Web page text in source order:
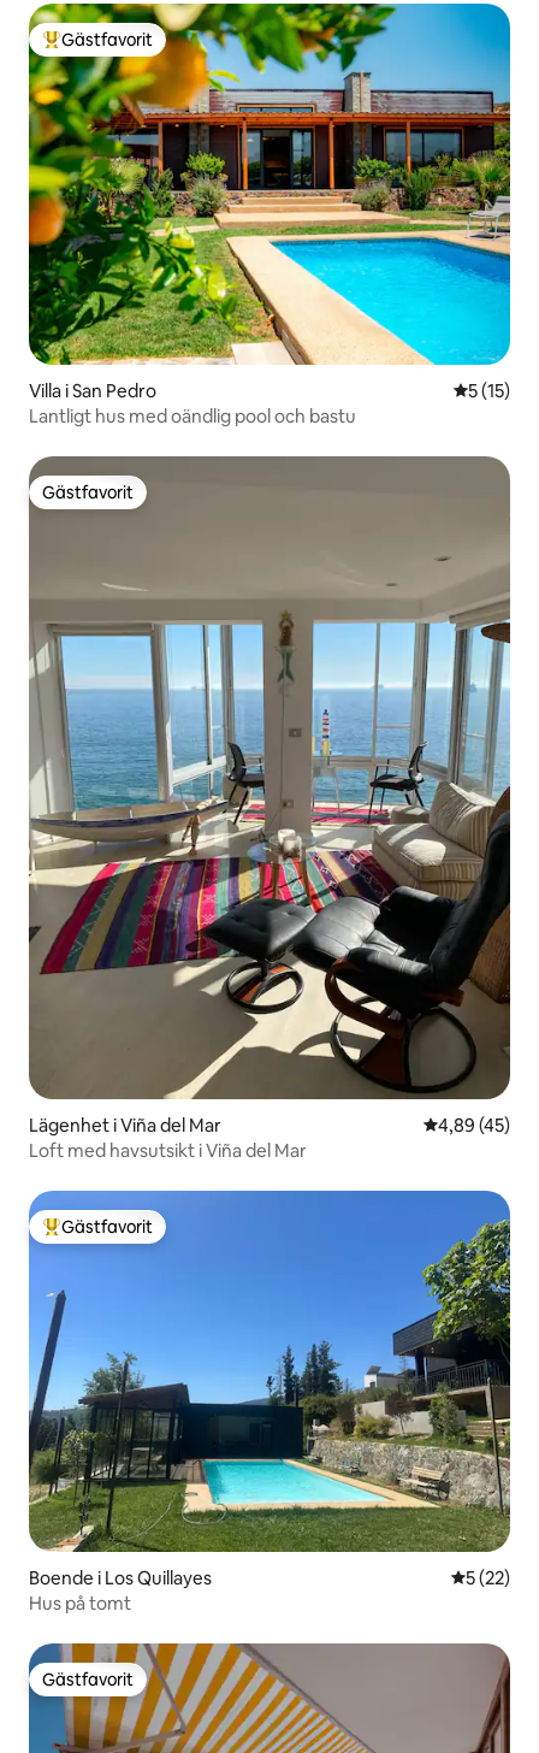
Populär gästfavorit
Gästfavorit
Villa i San Pedro 5 av 5 i
5 (15)
Lantligt hus med oändlig pool och bastu
Gästfavorit
Gästfavorit
Lägenhet i Viña del Mar 4,89 av 5 i
4,89 (45)
Loft med havsutsikt i Viña del Mar
Populär gästfavorit
Gästfavorit
Boende i Los Quillayes 5 av 5 i
5 (22)
Hus på tomt
Gästfavorit
Gästfavorit